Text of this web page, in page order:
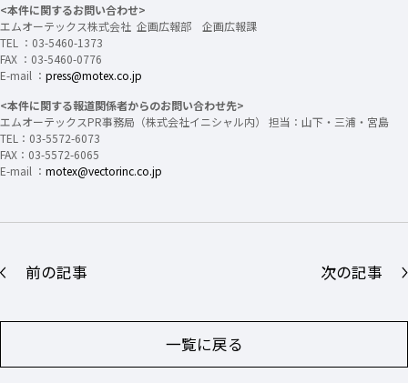
<本件に関するお問い合わせ>
エムオーテックス株式会社 企画広報部 企画広報課
TEL ：03-5460-1373
FAX ：03-5460-0776
E-mail ： press@motex.co.jp
<本件に関する報道関係者からのお問い合わせ先>
エムオーテックスPR事務局（株式会社イニシャル内） 担当：山下・三浦・宮島
TEL：03-5572-6073
FAX：03-5572-6065
E-mail ： motex@vectorinc.co.jp
前の記事
一覧に戻る
次の記事